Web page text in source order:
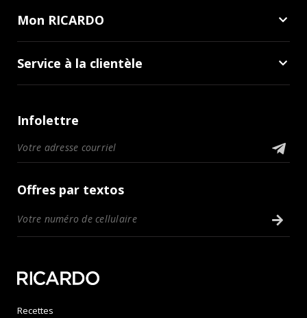
Mon RICARDO
Service à la clientèle
Infolettre
Offres par textos
Recettes